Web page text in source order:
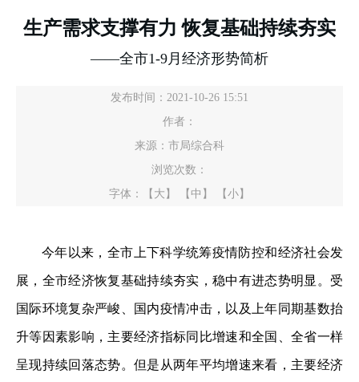
生产需求支撑有力 恢复基础持续夯实
——全市1-9月经济形势简析
发布时间：2021-10-26 15:51
作者：
来源：市局综合科
浏览次数：
字体：
【大】 【中】 【小】
今年以来，全市上下科学统筹疫情防控和经济社会发
展，全市经济恢复基础持续夯实，稳中有进态势明显。受
国际环境复杂严峻、国内疫情冲击，以及上年同期基数抬
升等因素影响，主要经济指标同比增速和全国、全省一样
呈现持续回落态势。但是从两年平均增速来看，主要经济